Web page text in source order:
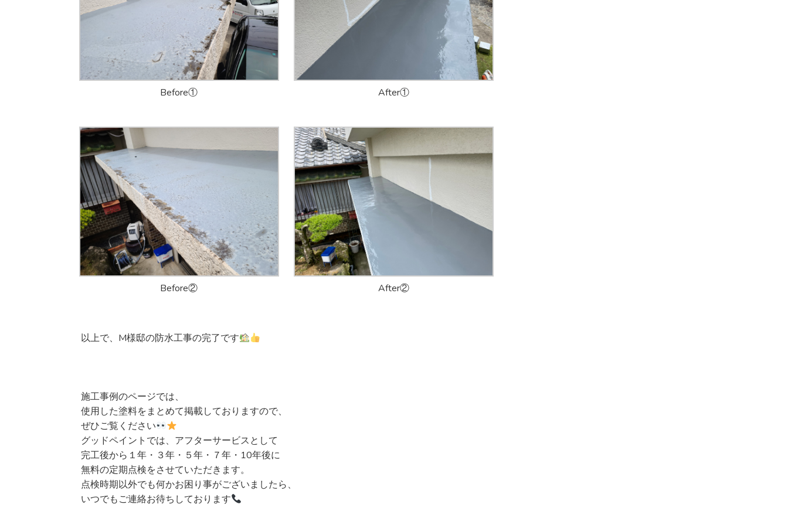
Before① After①
Before② After②
以上で、M様邸の防水工事の完了です
施工事例のページでは、
使用した塗料をまとめて掲載しておりますので、
ぜひご覧ください
グッドペイントでは、アフターサービスとして
完工後から１年・３年・５年・７年・10年後に
無料の定期点検をさせていただきます。
点検時期以外でも何かお困り事がございましたら、
いつでもご連絡お待ちしております